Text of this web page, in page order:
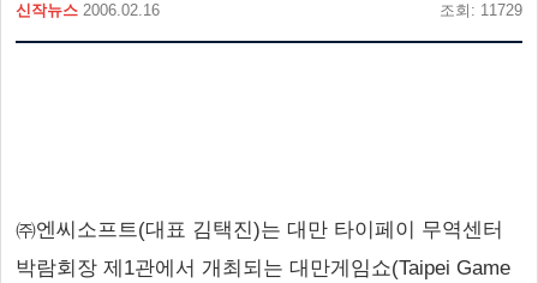
신작뉴스 2006.02.16 조회: 11729
㈜엔씨소프트(대표 김택진)는 대만 타이페이 무역센터
박람회장 제1관에서 개최되는 대만게임쇼(Taipei Game